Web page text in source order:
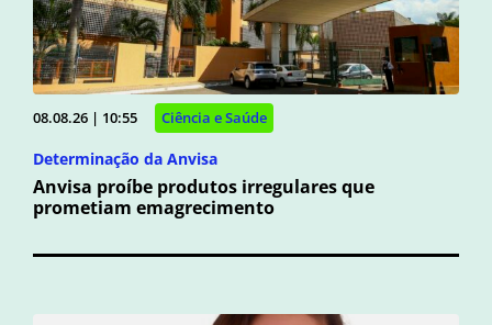
08.08.26 | 10:55 Ciência e Saúde
Determinação da Anvisa
Anvisa proíbe produtos irregulares que
prometiam emagrecimento